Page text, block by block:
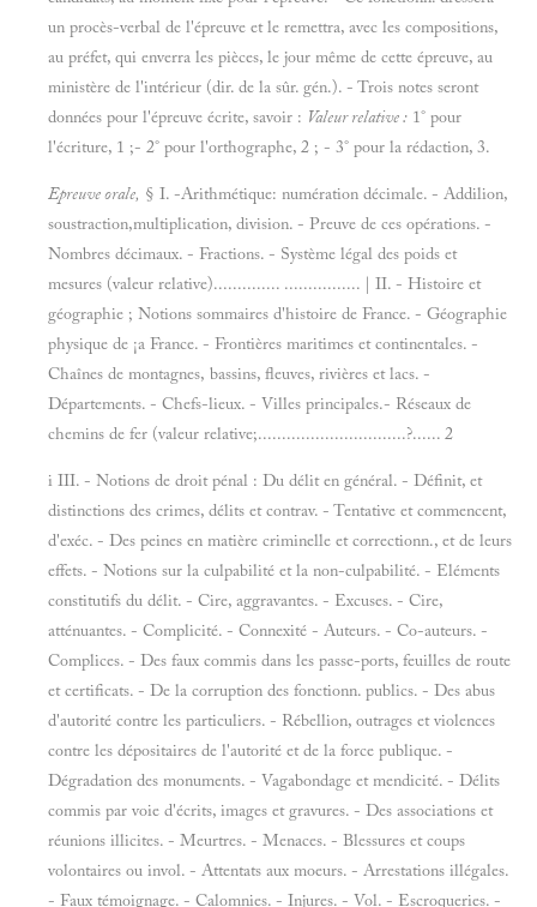
un procès-verbal de l'épreuve et le remettra, avec les compositions,
au préfet, qui enverra les pièces, le jour même de cette épreuve, au
ministère de l'intérieur (dir. de la sûr. gén.). - Trois notes seront
données pour l'épreuve écrite, savoir : Valeur relative : 1° pour
l'écriture, 1 ;- 2° pour l'orthographe, 2 ; - 3° pour la rédaction, 3.
Epreuve orale, § I. -Arithmétique: numération décimale. - Addilion,
soustraction,multiplication, division. - Preuve de ces opérations. -
Nombres décimaux. - Fractions. - Système légal des poids et
mesures (valeur relative).............. ................ | II. - Histoire et
géographie ; Notions sommaires d'histoire de France. - Géographie
physique de ¡a France. - Frontières maritimes et continentales. -
Chaînes de montagnes, bassins, fleuves, rivières et lacs. -
Départements. - Chefs-lieux. - Villes principales.- Réseaux de
chemins de fer (valeur relative;...............................?...... 2
i III. - Notions de droit pénal : Du délit en général. - Définit, et
distinctions des crimes, délits et contrav. - Tentative et commencent,
d'exéc. - Des peines en matière criminelle et correctionn., et de leurs
effets. - Notions sur la culpabilité et la non-culpabilité. - Eléments
constitutifs du délit. - Cire, aggravantes. - Excuses. - Cire,
atténuantes. - Complicité. - Connexité - Auteurs. - Co-auteurs. -
Complices. - Des faux commis dans les passe-ports, feuilles de route
et certificats. - De la corruption des fonctionn. publics. - Des abus
d'autorité contre les particuliers. - Rébellion, outrages et violences
contre les dépositaires de l'autorité et de la force publique. -
Dégradation des monuments. - Vagabondage et mendicité. - Délits
commis par voie d'écrits, images et gravures. - Des associations et
réunions illicites. - Meurtres. - Menaces. - Blessures et coups
volontaires ou invol. - Attentats aux moeurs. - Arrestations illégales.
- Faux témoignage. - Calomnies. - Injures. - Vol. - Escroqueries. -